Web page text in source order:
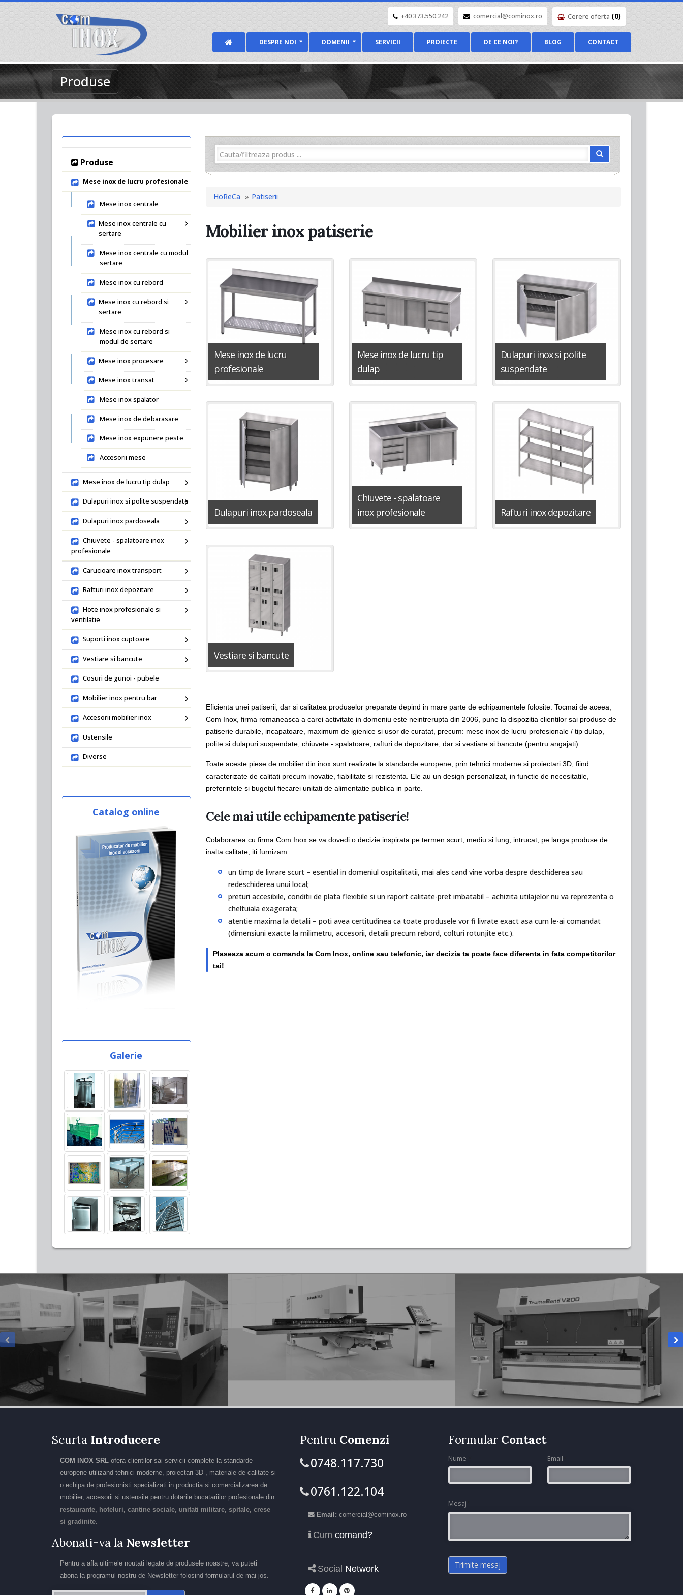
+40 373.550.242 comercial@cominox.ro Cerere oferta (0)
DESPRE NOI DOMENII SERVICII PROIECTE DE CE NOI? BLOG CONTACT
Produse
Produse
Mese inox de lucru profesionale
Mese inox centrale
Mese inox centrale cu
sertare
Mese inox centrale cu modul
sertare
Mese inox cu rebord
Mese inox cu rebord si
sertare
Mese inox cu rebord si
modul de sertare
Mese inox procesare
Mese inox transat
Mese inox spalator
Mese inox de debarasare
Mese inox expunere peste
Accesorii mese
Mese inox de lucru tip dulap
Dulapuri inox si polite suspendate
Dulapuri inox pardoseala
Chiuvete - spalatoare inox
profesionale
Carucioare inox transport
Rafturi inox depozitare
Hote inox profesionale si
ventilatie
Suporti inox cuptoare
Vestiare si bancute
Cosuri de gunoi - pubele
Mobilier inox pentru bar
Accesorii mobilier inox
Ustensile
Diverse
Catalog online
Galerie
HoReCa Patiserii
Mobilier inox patiserie
Mese inox de lucru
profesionale
Mese inox de lucru tip
dulap
Dulapuri inox si polite
suspendate
Dulapuri inox pardoseala
Chiuvete - spalatoare
inox profesionale
Rafturi inox depozitare
Vestiare si bancute
Eficienta unei patiserii, dar si calitatea produselor preparate depind in mare parte de echipamentele folosite. Tocmai de aceea,
Com Inox, firma romaneasca a carei activitate in domeniu este neintrerupta din 2006, pune la dispozitia clientilor sai produse de
patiserie durabile, incapatoare, maximum de igienice si usor de curatat, precum: mese inox de lucru profesionale / tip dulap,
polite si dulapuri suspendate, chiuvete - spalatoare, rafturi de depozitare, dar si vestiare si bancute (pentru angajati).
Toate aceste piese de mobilier din inox sunt realizate la standarde europene, prin tehnici moderne si proiectari 3D, fiind
caracterizate de calitati precum inovatie, fiabilitate si rezistenta. Ele au un design personalizat, in functie de necesitatile,
preferintele si bugetul fiecarei unitati de alimentatie publica in parte.
Cele mai utile echipamente patiserie!
Colaborarea cu firma Com Inox se va dovedi o decizie inspirata pe termen scurt, mediu si lung, intrucat, pe langa produse de
inalta calitate, iti furnizam:
un timp de livrare scurt – esential in domeniul ospitalitatii, mai ales cand vine vorba despre deschiderea sau
redeschiderea unui local;
preturi accesibile, conditii de plata flexibile si un raport calitate-pret imbatabil – achizita utilajelor nu va reprezenta o
cheltuiala exagerata;
atentie maxima la detalii – poti avea certitudinea ca toate produsele vor fi livrate exact asa cum le-ai comandat
(dimensiuni exacte la milimetru, accesorii, detalii precum rebord, colturi rotunjite etc.).
Plaseaza acum o comanda la Com Inox, online sau telefonic, iar decizia ta poate face diferenta in fata competitorilor
tai!
Scurta Introducere
COM INOX SRL ofera clientilor sai servicii complete la standarde
europene utilizand tehnici moderne, proiectari 3D , materiale de calitate si
o echipa de profesionisti specializati in productia si comercializarea de
mobilier, accesorii si ustensile pentru dotarile bucatariilor profesionale din
restaurante, hoteluri, cantine sociale, unitati militare, spitale, crese
si gradinite.
Abonati-va la Newsletter
Pentru a afla ultimele noutati legate de produsele noastre, va puteti
abona la programul nostru de Newsletter folosind formularul de mai jos.
Pentru Comenzi
0748.117.730
0761.122.104
Email: comercial@cominox.ro
Cum comand?
Social Network
Formular Contact
Nume Email
Mesaj